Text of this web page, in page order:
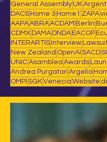
General Assembly UK
DACS Home 3 Home1 ZAPA
AAPAABRAACDAM Berlin
CDMX DAMA DNDA EACOP
INTERARTIS Interview
New Zealand OpenAI SACD
UNICAsamblea Awards
Andrea Purgatori Argelia
OMPI SGKVenecia Website